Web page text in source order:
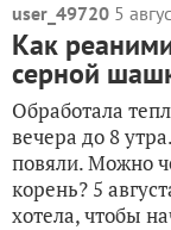
user_49720 5
Как
серной
Обработала
вечера до 8
повяли. Можно
корень? 5
хотела, чтобы